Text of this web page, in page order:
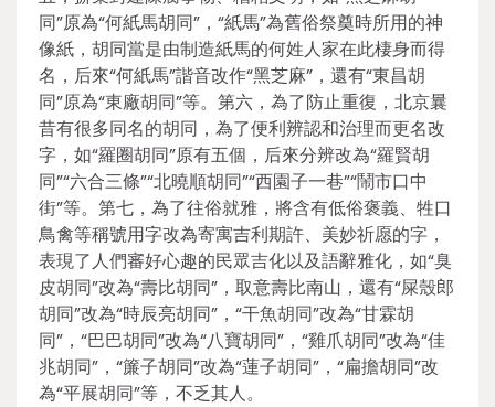
同”原為“何紙馬胡同”，“紙馬”為舊俗祭奠時所用的神
像紙，胡同當是由制造紙馬的何姓人家在此棲身而得
名，后來“何紙馬”諧音改作“黑芝麻”，還有“東昌胡
同”原為“東廠胡同”等。第六，為了防止重復，北京曩
昔有很多同名的胡同，為了便利辨認和治理而更名改
字，如“羅圈胡同”原有五個，后來分辨改為“羅賢胡
同”“六合三條”“北曉順胡同”“西園子一巷”“鬧市口中
街”等。第七，為了往俗就雅，將含有低俗褒義、牲口
鳥禽等稱號用字改為寄寓吉利期許、美妙祈愿的字，
表現了人們審好心趣的民眾吉化以及語辭雅化，如“臭
皮胡同”改為“壽比胡同”，取意壽比南山，還有“屎殼郎
胡同”改為“時辰亮胡同”，“干魚胡同”改為“甘霖胡
同”，“巴巴胡同”改為“八寶胡同”，“雞爪胡同”改為“佳
兆胡同”，“簾子胡同”改為“蓮子胡同”，“扁擔胡同”改
為“平展胡同”等，不乏其人。